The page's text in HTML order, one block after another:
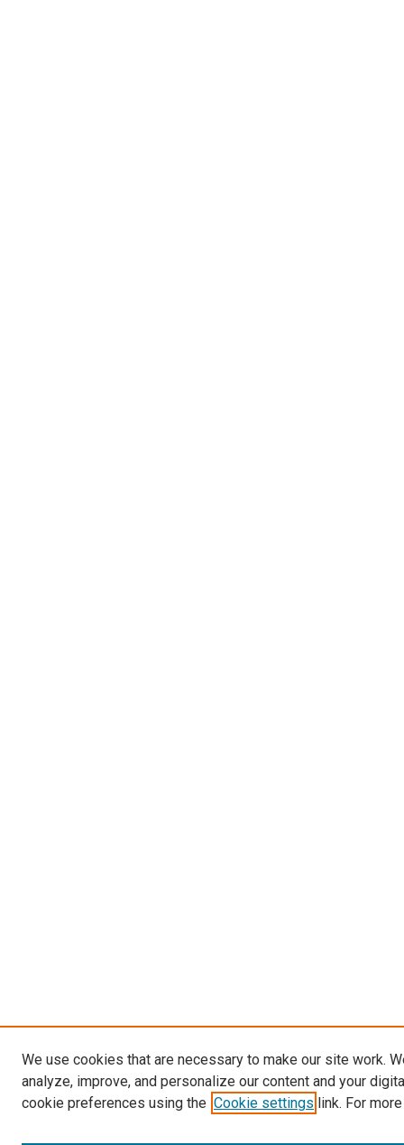
We use cookies that are necessary to make our site work.
analyze, improve, and personalize our content and your
cookie preferences using the Cookie settings link. For